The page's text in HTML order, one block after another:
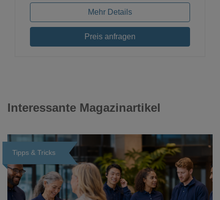
Mehr Details
Preis anfragen
Interessante Magazinartikel
Tipps & Tricks